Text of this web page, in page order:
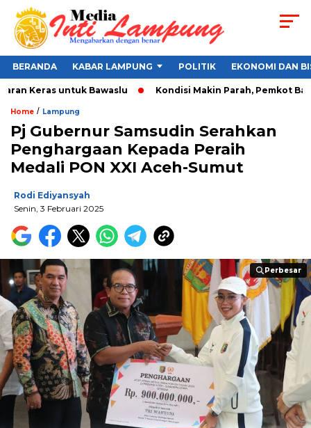
BERANDA KABAR LAMPUNG POLITIK EKONOMI DAN
Keras untuk Bawaslu Kondisi Makin Parah, Pemkot
Home / Lampung
Pj Gubernur Samsudin Serahkan
Penghargaan Kepada Peraih
Medali PON XXI Aceh-Sumut
Rodi Ediyansyah
Senin, 3 Februari 2025
Perbesar
Perbesar